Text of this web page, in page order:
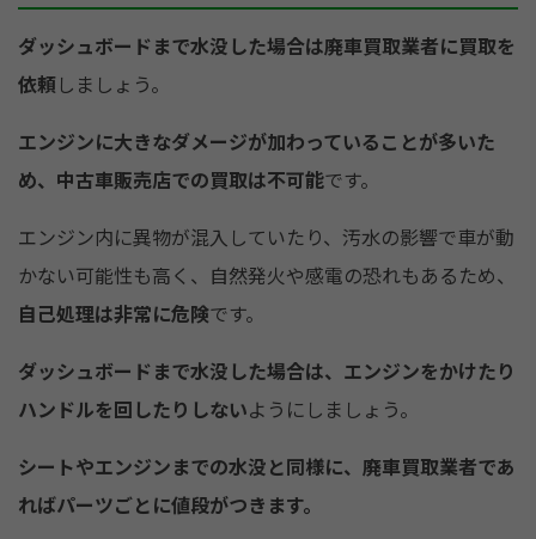
ダッシュボードまで水没した場合は廃車買取業者に買取を
依頼しましょう。
エンジンに大きなダメージが加わっていることが多いた
め、中古車販売店での買取は不可能です。
エンジン内に異物が混入していたり、汚水の影響で車が動
かない可能性も高く、自然発火や感電の恐れもあるため、
自己処理は非常に危険です。
ダッシュボードまで水没した場合は、エンジンをかけたり
ハンドルを回したりしないようにしましょう。
シートやエンジンまでの水没と同様に、廃車買取業者であ
ればパーツごとに値段がつきます。